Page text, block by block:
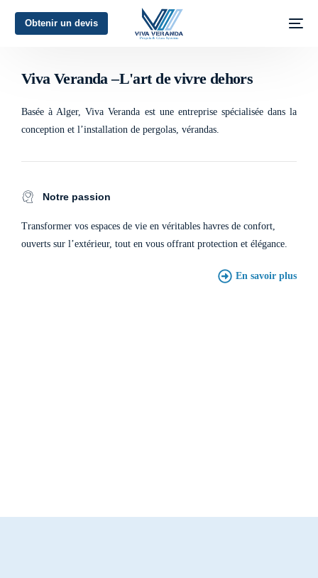
Obtenir un devis
L'art de vivre dehors
Viva Veranda –L'art de vivre dehors
Basée à Alger, Viva Veranda est une entreprise spécialisée dans la
conception et l’installation de pergolas, vérandas.
Notre passion
Transformer vos espaces de vie en véritables havres de confort,
ouverts sur l’extérieur, tout en vous offrant protection et élégance.
En savoir plus